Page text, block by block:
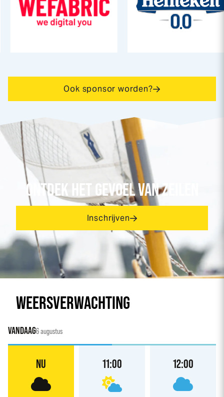
Ook sponsor worden?
ONTDEK HET GEVOEL VAN ZEILEN
Inschrijven
WEERSVERWACHTING
VANDAAG6 augustus
NU 11:00 12:00